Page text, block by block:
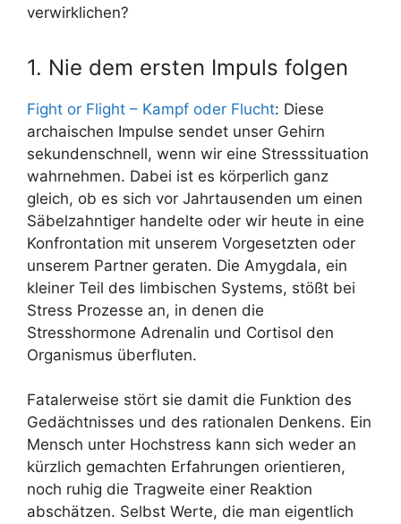
verwirklichen?
1. Nie dem ersten Impuls folgen
Fight or Flight – Kampf oder Flucht: Diese
archaischen Impulse sendet unser Gehirn
sekundenschnell, wenn wir eine Stresssituation
wahrnehmen. Dabei ist es körperlich ganz
gleich, ob es sich vor Jahrtausenden um einen
Säbelzahntiger handelte oder wir heute in eine
Konfrontation mit unserem Vorgesetzten oder
unserem Partner geraten. Die Amygdala, ein
kleiner Teil des limbischen Systems, stößt bei
Stress Prozesse an, in denen die
Stresshormone Adrenalin und Cortisol den
Organismus überfluten.
Fatalerweise stört sie damit die Funktion des
Gedächtnisses und des rationalen Denkens. Ein
Mensch unter Hochstress kann sich weder an
kürzlich gemachten Erfahrungen orientieren,
noch ruhig die Tragweite einer Reaktion
abschätzen. Selbst Werte, die man eigentlich